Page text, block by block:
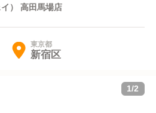
） 高田馬場店
東京都
新宿区
1/2